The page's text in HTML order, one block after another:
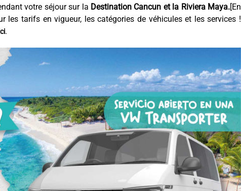
votre séjour sur la Destination Cancun et la Riviera Maya.[En
les tarifs en vigueur, les catégories de véhicules et les services !
.